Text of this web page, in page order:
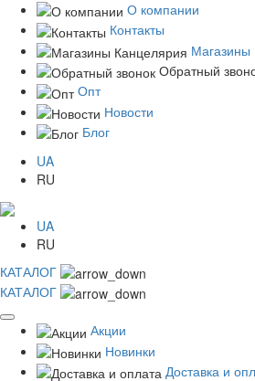
О компании
Контакты
Магазины
Обратный
Опт
Новости
Блог
UA
RU
UA
RU
КАТАЛОГ
КАТАЛОГ
Акции
Новинки
Доставка и